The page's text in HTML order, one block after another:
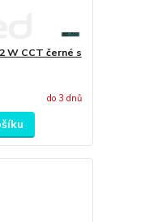
W CCT černé s
do 3 dnů